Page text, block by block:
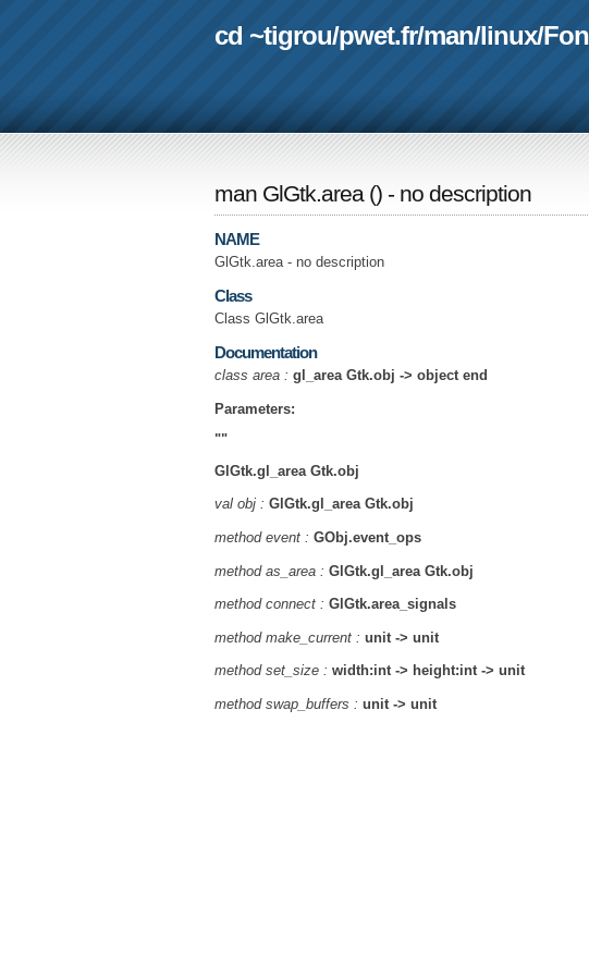
cd ~tigrou/pwet.fr/man/linux/
man GlGtk.area() - no description
NAME
GlGtk.area - no description
Class
Class GlGtk.area
Documentation
class area : gl_area Gtk.obj -> object end
Parameters:
""
GlGtk.gl_area Gtk.obj
val obj : GlGtk.gl_area Gtk.obj
method event : GObj.event_ops
method as_area : GlGtk.gl_area Gtk.obj
method connect : GlGtk.area_signals
method make_current : unit -> unit
method set_size : width:int -> height:int -> unit
method swap_buffers : unit -> unit